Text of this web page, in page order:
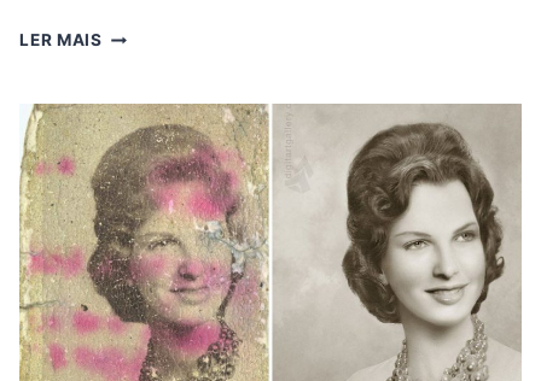
LER MAIS SEU
PARA
FLUÊNCIA
NO
INGLÊS
–
APLICATIVOS
GRÁTIS